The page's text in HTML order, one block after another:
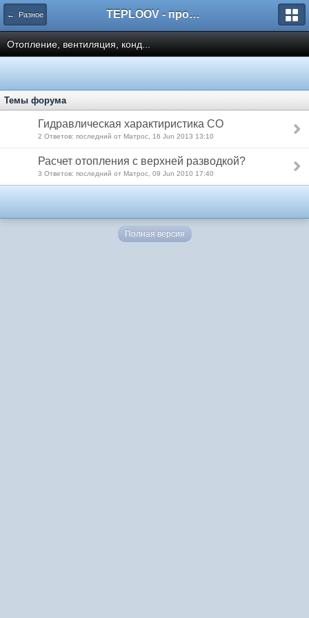
← Разное TEPLOOV - программный комплекс для расчёта систем отопления и вентиляции
Отопление, вентиляция, конд...
Темы форума
Гидравлическая характиристика СО
2 Ответов: последний от Матрос, 16 Jun 2013 13:10
Расчет отопления с верхней разводкой?
3 Ответов: последний от Матрос, 09 Jun 2010 17:40
Полная версия